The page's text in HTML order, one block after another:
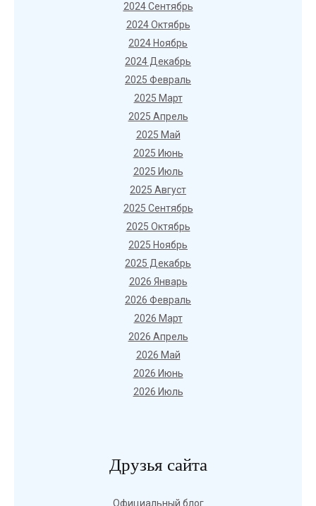
2024 Сентябрь
2024 Октябрь
2024 Ноябрь
2024 Декабрь
2025 Февраль
2025 Март
2025 Апрель
2025 Май
2025 Июнь
2025 Июль
2025 Август
2025 Сентябрь
2025 Октябрь
2025 Ноябрь
2025 Декабрь
2026 Январь
2026 Февраль
2026 Март
2026 Апрель
2026 Май
2026 Июнь
2026 Июль
Друзья сайта
Официальный блог